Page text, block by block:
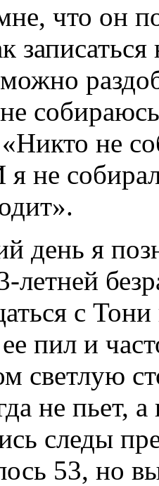
что он
не
я не
день я
летней
с
пил и
светлую
не пьет,
следы
53, но